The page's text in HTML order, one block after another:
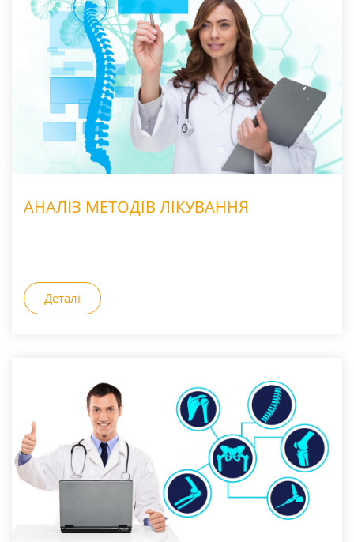
АНАЛІЗ МЕТОДІВ ЛІКУВАННЯ
Деталі